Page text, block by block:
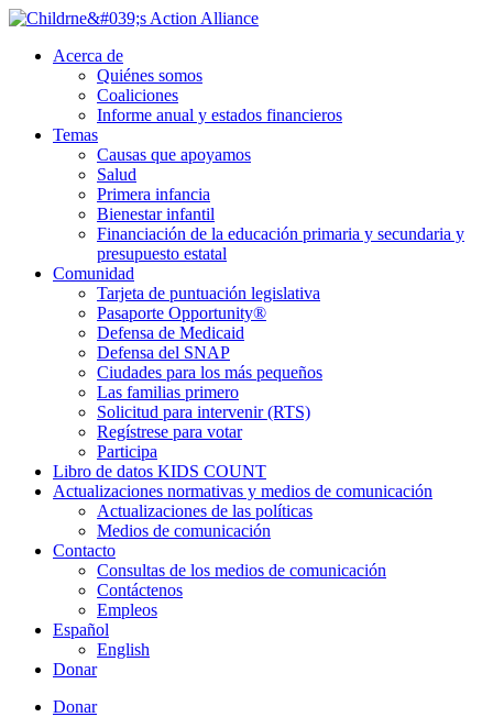
Ir
contenidoAcerca de
Quiénes somos
Coaliciones
Informe anual y estados financieros
Temas
Causas que apoyamos
Salud
Primera infancia
Bienestar infantil
Financiación de la educación primaria y secundaria y
presupuesto estatal
Comunidad
Tarjeta de puntuación legislativa
Pasaporte Opportunity®
Defensa de Medicaid
Defensa del SNAP
Ciudades para los más pequeños
Las familias primero
Solicitud para intervenir (RTS)
Regístrese para votar
Participa
Libro de datos KIDS COUNT
Actualizaciones normativas y medios de comunicación
Actualizaciones de las políticas
Medios de comunicación
Contacto
Consultas de los medios de comunicación
Contáctenos
Empleos
Español
English
Donar
Donar